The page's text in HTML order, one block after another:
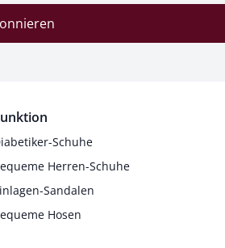
Schuhe
Herren-Schuhe
Sandalen
Hosen